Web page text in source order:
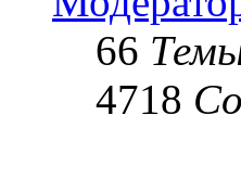
66
4718